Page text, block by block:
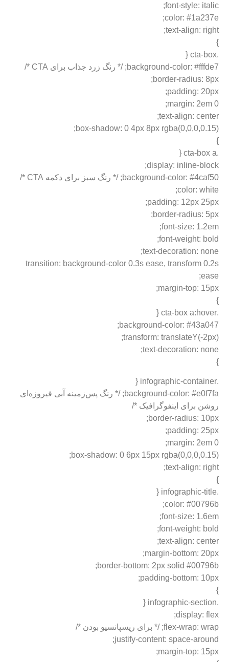
font-style: italic;
color: #1a237e;
text-align: right;
}
.cta-box {
background-color: #fffde7; /* رنگ زرد جذاب برای CTA */
border-radius: 8px;
padding: 20px;
margin: 2em 0;
text-align: center;
box-shadow: 0 4px 8px rgba(0,0,0,0.15);
}
.cta-box a {
display: inline-block;
background-color: #4caf50; /* رنگ سبز برای دکمه CTA */
color: white;
padding: 12px 25px;
border-radius: 5px;
font-size: 1.2em;
font-weight: bold;
text-decoration: none;
transition: background-color 0.3s ease, transform 0.2s
ease;
margin-top: 15px;
}
.cta-box a:hover {
background-color: #43a047;
transform: translateY(-2px);
text-decoration: none;
}
.infographic-container {
background-color: #e0f7fa; /* رنگ پس‌زمینه آبی فیروزه‌ای
روشن برای اینفوگرافیک */
border-radius: 10px;
padding: 25px;
margin: 2em 0;
box-shadow: 0 6px 15px rgba(0,0,0,0.15);
text-align: right;
}
.infographic-title {
color: #00796b;
font-size: 1.6em;
font-weight: bold;
text-align: center;
margin-bottom: 20px;
border-bottom: 2px solid #00796b;
padding-bottom: 10px;
}
.infographic-section {
display: flex;
flex-wrap: wrap; /* برای ریسپانسیو بودن */
justify-content: space-around;
margin-top: 15px;